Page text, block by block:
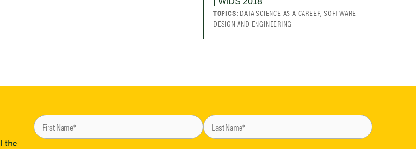
TOPICS: DATA SCIENCE AS A CAREER, SOFTWARE
DESIGN AND ENGINEERING
the